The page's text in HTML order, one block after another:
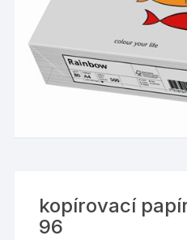
kopírovací
96